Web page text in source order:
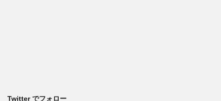
Twitter でフォロー